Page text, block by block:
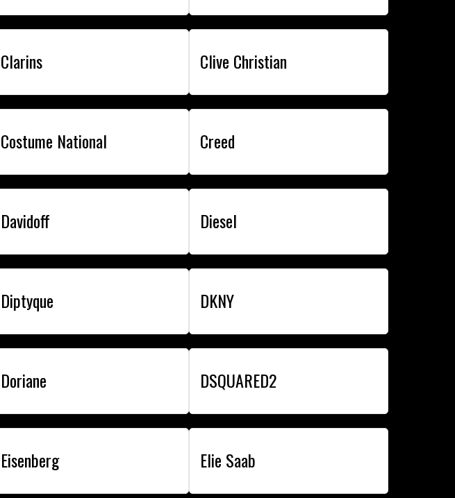
Clarins Clive Christian
Costume National Creed
Davidoff Diesel
Diptyque DKNY
Doriane DSQUARED2
Eisenberg Elie Saab